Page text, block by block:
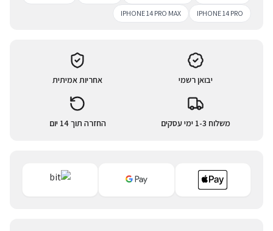
IPHONE 14 PRO
IPHONE 14 PRO MAX
יבואן רשמי אחריות אמיתית
משלוח 1-3 ימי עסקים החזרה תוך 14 יום